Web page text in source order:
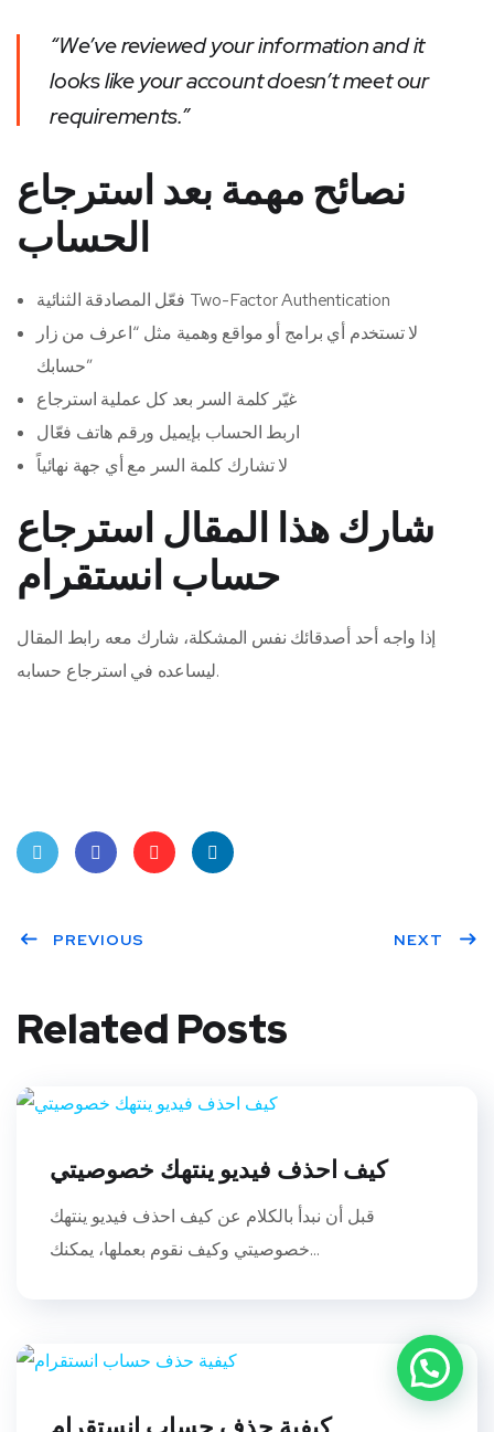
“We’ve reviewed your information and it
looks like your account doesn’t meet our
requirements.”
نصائح مهمة بعد استرجاع
الحساب
فعّل المصادقة الثنائية Two-Factor Authentication
لا تستخدم أي برامج أو مواقع وهمية مثل “اعرف من زار
حسابك”
غيّر كلمة السر بعد كل عملية استرجاع
اربط الحساب بإيميل ورقم هاتف فعّال
لا تشارك كلمة السر مع أي جهة نهائياً
شارك هذا المقال استرجاع
حساب انستقرام
إذا واجه أحد أصدقائك نفس المشكلة، شارك معه رابط المقال
ليساعده في استرجاع حسابه.
ter
book
eres
PREVIOUS NEXT
Related Posts
كيف احذف فيديو ينتهك خصوصيتي
قبل أن نبدأ بالكلام عن كيف احذف فيديو ينتهك
خصوصيتي وكيف نقوم بعملها، يمكنك...